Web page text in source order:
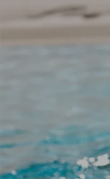
Pôle Équilibre
Les
Actualités